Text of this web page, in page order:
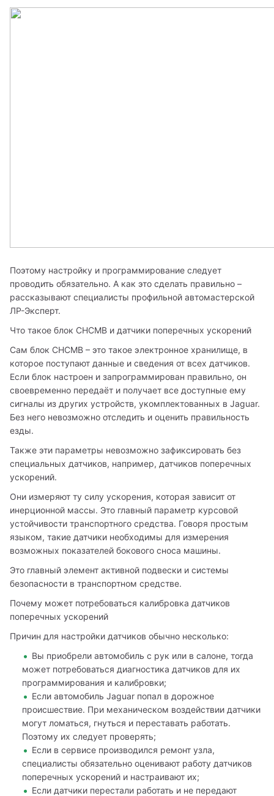
Поэтому настройку и программирование следует
проводить обязательно. А как это сделать правильно –
рассказывают специалисты профильной автомастерской
ЛР-Эксперт.
Что такое блок СНСМВ и датчики поперечных ускорений
Сам блок СНСМВ – это такое электронное хранилище, в
которое поступают данные и сведения от всех датчиков.
Если блок настроен и запрограммирован правильно, он
своевременно передаёт и получает все доступные ему
сигналы из других устройств, укомплектованных в Jaguar.
Без него невозможно отследить и оценить правильность
езды.
Также эти параметры невозможно зафиксировать без
специальных датчиков, например, датчиков поперечных
ускорений.
Они измеряют ту силу ускорения, которая зависит от
инерционной массы. Это главный параметр курсовой
устойчивости транспортного средства. Говоря простым
языком, такие датчики необходимы для измерения
возможных показателей бокового сноса машины.
Это главный элемент активной подвески и системы
безопасности в транспортном средстве.
Почему может потребоваться калибровка датчиков
поперечных ускорений
Причин для настройки датчиков обычно несколько:
Вы приобрели автомобиль с рук или в салоне, тогда
может потребоваться диагностика датчиков для их
программирования и калибровки;
Если автомобиль Jaguar попал в дорожное
происшествие. При механическом воздействии датчики
могут ломаться, гнуться и переставать работать.
Поэтому их следует проверять;
Если в сервисе производился ремонт узла,
специалисты обязательно оценивают работу датчиков
поперечных ускорений и настраивают их;
Если датчики перестали работать и не передают